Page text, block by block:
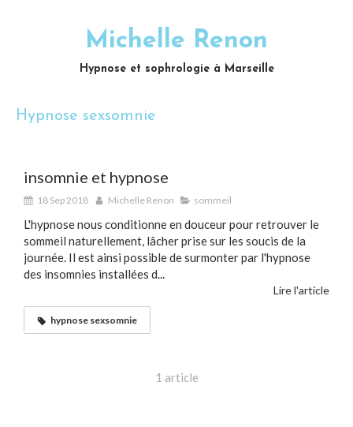
Michelle Renon
Hypnose et sophrologie à Marseille
Hypnose sexsomnie
insomnie et hypnose
18 Sep 2018 Michelle Renon sommeil
L'hypnose nous conditionne en douceur pour retrouver le
sommeil naturellement, lâcher prise sur les soucis de la
journée. Il est ainsi possible de surmonter par l'hypnose
des insomnies installées d...
Lire l'article
hypnose sexsomnie
1 article